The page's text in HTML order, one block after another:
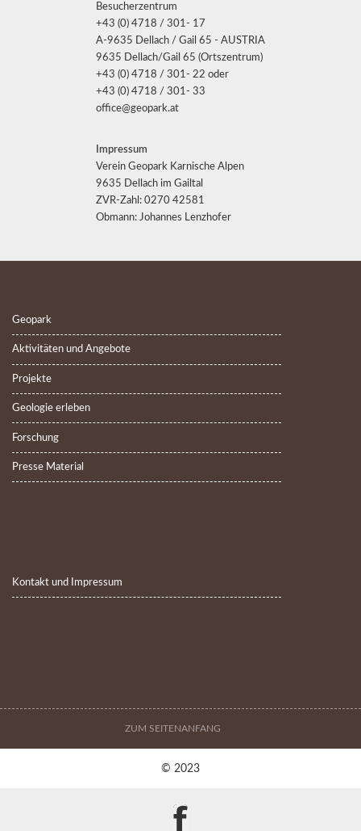
Besucherzentrum
+43 (0) 4718 / 301- 17
A-9635 Dellach / Gail 65 - AUSTRIA
9635 Dellach/Gail 65 (Ortszentrum)
+43 (0) 4718 / 301- 22 oder
+43 (0) 4718 / 301- 33
office@geopark.at
Impressum
Verein Geopark Karnische Alpen
9635 Dellach im Gailtal
ZVR-Zahl: 0270 42581
Obmann: Johannes Lenzhofer
Geopark
Aktivitäten und Angebote
Projekte
Geologie erleben
Forschung
Presse Material
Kontakt und Impressum
ZUM SEITENANFANG
© 2023